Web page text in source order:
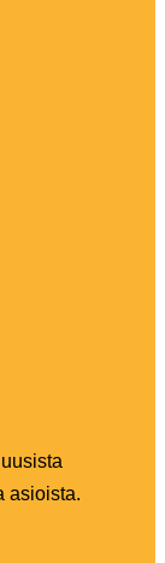
asioista.